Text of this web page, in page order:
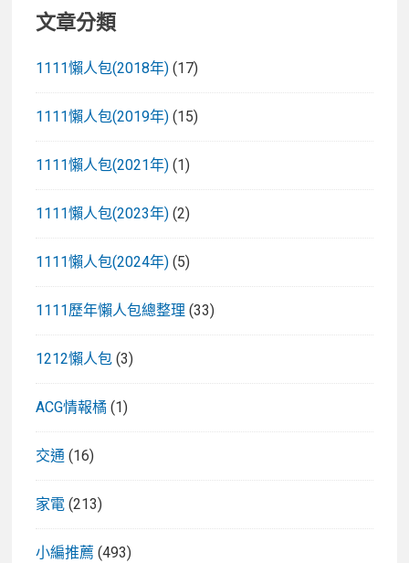
文章分類
1111懶人包(2018年) (17)
1111懶人包(2019年) (15)
1111懶人包(2021年) (1)
1111懶人包(2023年) (2)
1111懶人包(2024年) (5)
1111歷年懶人包總整理 (33)
1212懶人包 (3)
ACG情報橘 (1)
交通 (16)
家電 (213)
小編推薦 (493)